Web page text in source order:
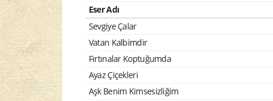
Eser Adı
Sevgiye Çalar
Vatan Kalbimdir
Fırtınalar Koptuğumda
Ayaz Çiçekleri
Aşk Benim Kimsesizliğim